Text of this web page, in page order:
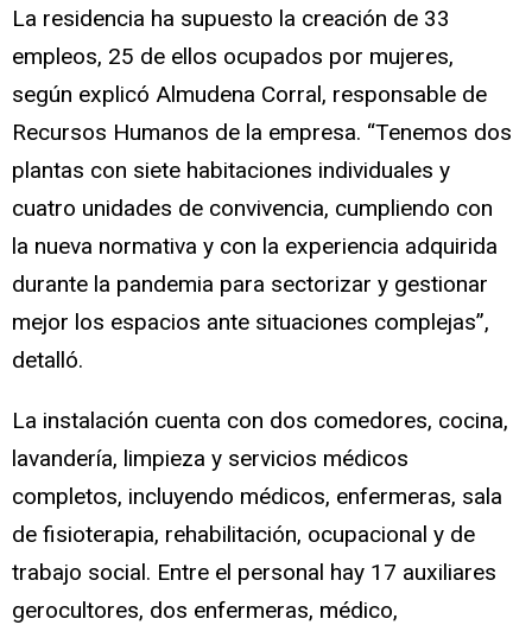
La residencia ha supuesto la creación de 33
empleos, 25 de ellos ocupados por mujeres,
según explicó Almudena Corral, responsable de
Recursos Humanos de la empresa. “Tenemos dos
plantas con siete habitaciones individuales y
cuatro unidades de convivencia, cumpliendo con
la nueva normativa y con la experiencia adquirida
durante la pandemia para sectorizar y gestionar
mejor los espacios ante situaciones complejas”,
detalló.
La instalación cuenta con dos comedores, cocina,
lavandería, limpieza y servicios médicos
completos, incluyendo médicos, enfermeras, sala
de fisioterapia, rehabilitación, ocupacional y de
trabajo social. Entre el personal hay 17 auxiliares
gerocultores, dos enfermeras, médico,